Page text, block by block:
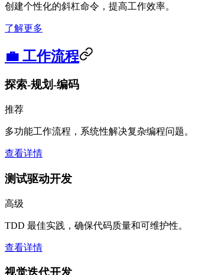
创建个性化的斜杠命令，提高工作效率。
了解更多
💼 工作流程
探索-规划-编码
推荐
多功能工作流程，系统性解决复杂编程问题。
查看详情
测试驱动开发
高级
TDD 最佳实践，确保代码质量和可维护性。
查看详情